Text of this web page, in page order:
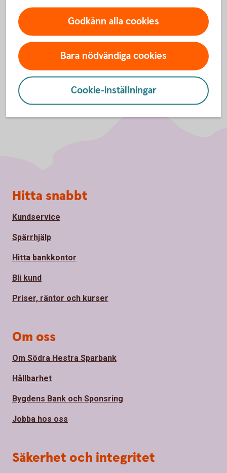
Kundservice förprivatpersoner
Godkänn alla cookies
Bara nödvändiga cookies
Cookie-inställningar
Sidfot
Hitta snabbt
Kundservice
Spärrhjälp
Hitta bankkontor
Bli kund
Priser, räntor och kurser
Om oss
Om Södra Hestra Sparbank
Hållbarhet
Bygdens Bank och Sponsring
Jobba hos oss
Säkerhet och integritet